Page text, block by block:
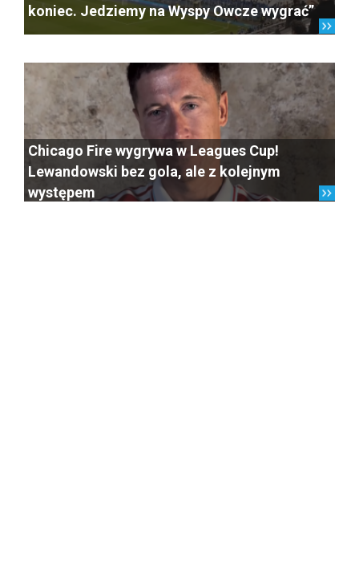
koniec. Jedziemy na Wyspy Owcze wygrać”
Chicago Fire wygrywa w Leagues Cup!
Lewandowski bez gola, ale z kolejnym
występem